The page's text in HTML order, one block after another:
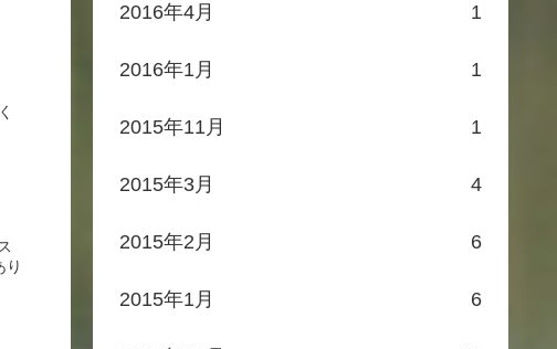
り
2016年4月 1
2016年1月 1
2015年11月 1
2015年3月 4
2015年2月 6
2015年1月 6